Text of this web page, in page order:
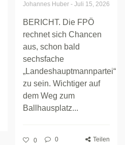
Johannes Huber - Juli 15, 2026
BERICHT. Die FPÖ
rechnet sich Chancen
aus, schon bald
sechsfache
„Landeshauptmannpartei“
zu sein. Wichtiger auf
dem Weg zum
Ballhausplatz...
0 0 Teilen